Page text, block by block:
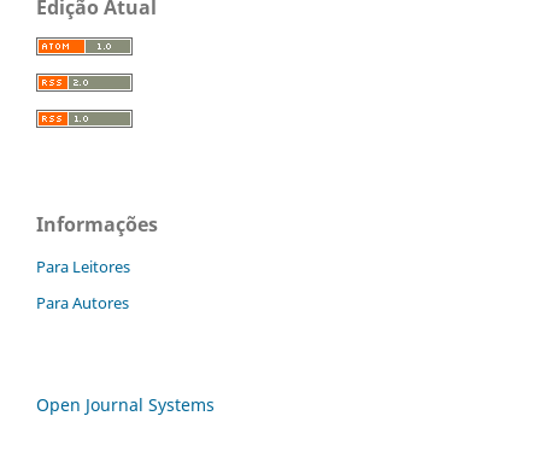
Edição Atual
Informações
Para Leitores
Para Autores
Open Journal Systems